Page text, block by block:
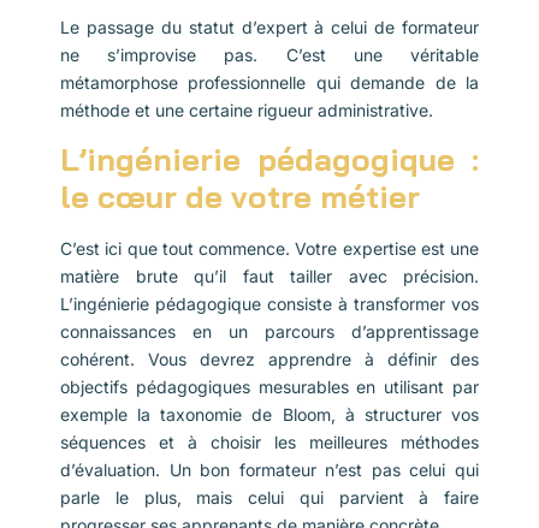
Le passage du statut d’expert à celui de formateur
ne s’improvise pas. C’est une véritable
métamorphose professionnelle qui demande de la
méthode et une certaine rigueur administrative.
L’ingénierie pédagogique :
le cœur de votre métier
C’est ici que tout commence. Votre expertise est une
matière brute qu’il faut tailler avec précision.
L’ingénierie pédagogique consiste à transformer vos
connaissances en un parcours d’apprentissage
cohérent. Vous devrez apprendre à définir des
objectifs pédagogiques mesurables en utilisant par
exemple la taxonomie de Bloom, à structurer vos
séquences et à choisir les meilleures méthodes
d’évaluation. Un bon formateur n’est pas celui qui
parle le plus, mais celui qui parvient à faire